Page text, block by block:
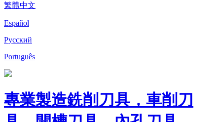
繁體中文
Español
Русский
Português
專業製造銑削刀具，車削刀